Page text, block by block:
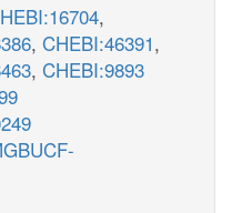
,
, CHEBI:46391,
, CHEBI:9893